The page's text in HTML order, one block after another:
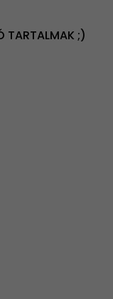
TARTALMAK ;)